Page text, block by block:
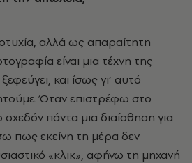
αλλά ως απαραίτητη
είναι μια τέχνη της
και ίσως γι’ αυτό
Όταν επιστρέφω στο
πάντα μια διαίσθηση για
πως εκείνη τη μέρα δεν
«κλικ», αφήνω τη μηχανή